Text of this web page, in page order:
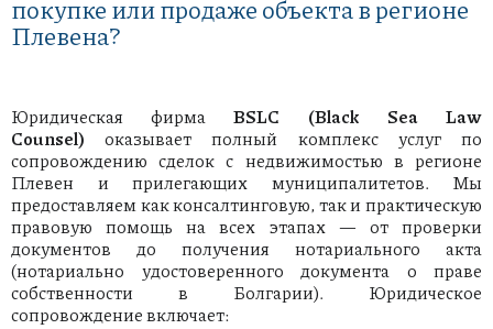
покупке или продаже объекта в регионе
Плевена?
Юридическая фирмаBSLC (Black Sea Law
Counsel) оказывает полный комплекс услуг по
сопровождению сделок с недвижимостью в регионе
Плевен и прилегающих муниципалитетов. Мы
предоставляем как консалтинговую, так и практическую
правовую помощь на всех этапах — от проверки
документов до получения нотариального акта
(нотариально удостоверенного документа о праве
собственности в Болгарии). Юридическое
сопровождение включает: